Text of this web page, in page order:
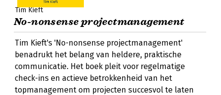
Tim Kieft
No-nonsense projectmanagement
Tim Kieft's 'No-nonsense projectmanagement'
benadrukt het belang van heldere, praktische
communicatie. Het boek pleit voor regelmatige
check-ins en actieve betrokkenheid van het
topmanagement om projecten succesvol te laten